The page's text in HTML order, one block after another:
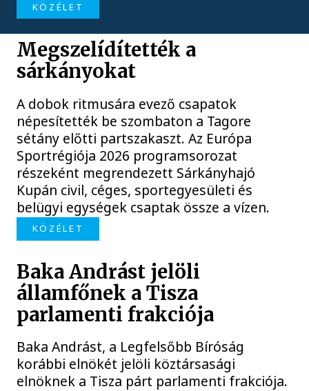
KÖZÉLET
Megszelídítették a
sárkányokat
A dobok ritmusára evező csapatok
népesítették be szombaton a Tagore
sétány előtti partszakaszt. Az Európa
Sportrégiója 2026 programsorozat
részeként megrendezett Sárkányhajó
Kupán civil, céges, sportegyesületi és
belügyi egységek csaptak össze a vízen.
KÖZÉLET
Baka Andrást jelöli
államfőnek a Tisza
parlamenti frakciója
Baka Andrást, a Legfelsőbb Bíróság
korábbi elnökét jelöli köztársasági
elnöknek a Tisza párt parlamenti frakciója.